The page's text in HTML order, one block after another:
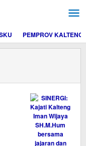
PEMPROV KALTENG